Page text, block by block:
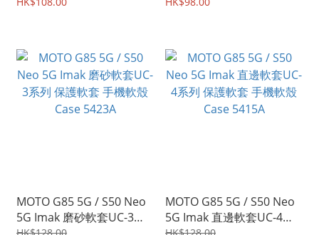
MOTO G85 5G / S50 Neo
5G Imak 磨砂軟套UC-3系
MOTO G85 5G / S50 Neo
5G Imak 直邊軟套UC-4系